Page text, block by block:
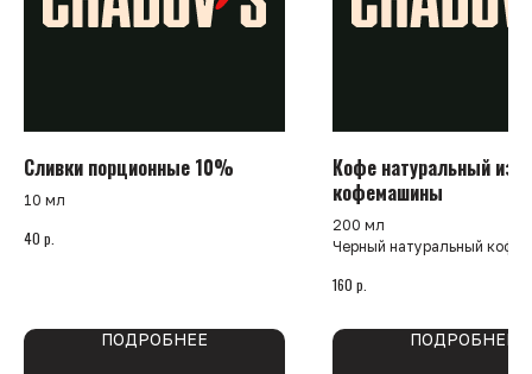
Сливки порционные 10%
10 мл
40 р.
ПОДРОБНЕЕ
Кофе натуральный из
кофемашины
200 мл
Черный натуральный кофе.
160 р.
ПОДРОБНЕЕ